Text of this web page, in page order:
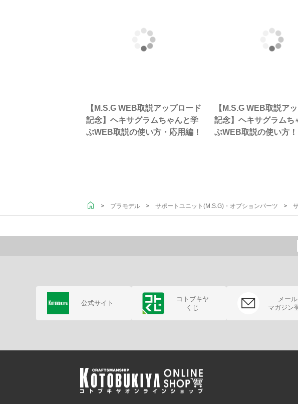
【M.S.G WEB取説アップロード
記念】ヘキサグラムちゃんと学
ぶWEB取説の使い方・応用編！
【M.S.G WEB取説ア
記念】ヘキサグラムち
ぶWEB取説の使い方！
＞ プラモデル ＞ サポートユニット(M.S.G)・オプションパーツ ＞
公式サイト
コトブキヤ
くじ
メール
マガジン